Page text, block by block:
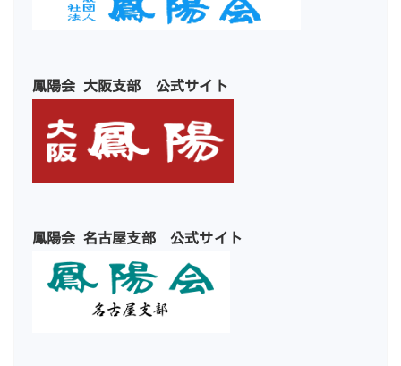
鳳陽会 大阪支部 公式サイト
鳳陽会 名古屋支部 公式サイト